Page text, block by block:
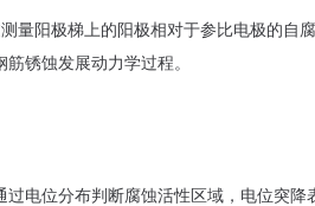
量阳极梯上的阳极相对于参比电极的自
锈蚀发展动力学过程。
电位分布判断腐蚀活性区域，电位突降